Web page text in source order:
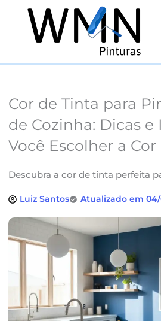
conteúdo
Cor de Tinta para
de Cozinha: Dicas e
Você Escolher a Cor
Descubra a cor de tinta perfeita
Luiz Santos Atualizado em 04/